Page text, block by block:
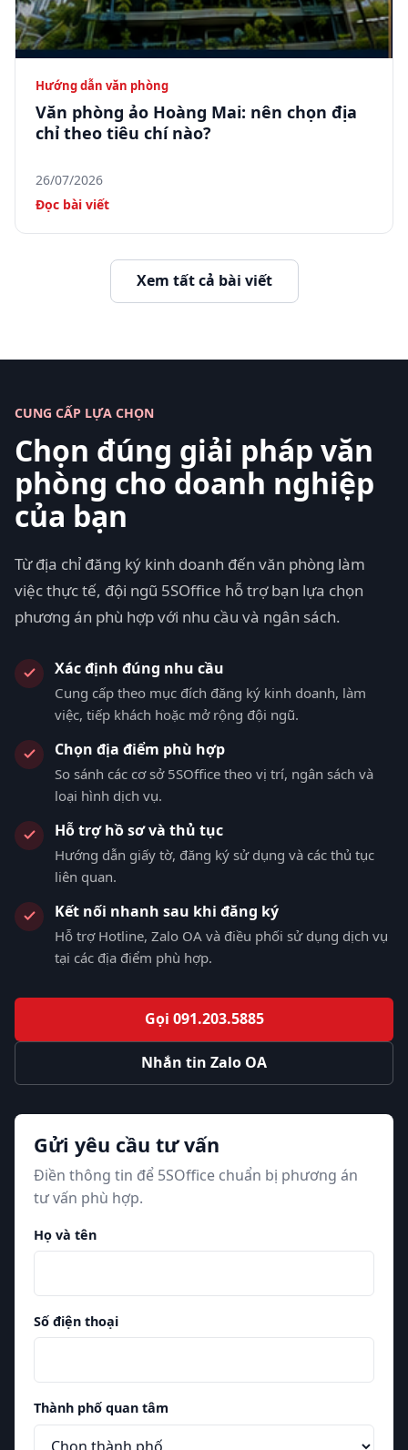
Hướng dẫn văn phòng
Văn phòng ảo Hoàng Mai: nên chọn địa
chỉ theo tiêu chí nào?
26/07/2026
Đọc bài viết
Xem tất cả bài viết
CUNG CẤP LỰA CHỌN
Chọn đúng giải pháp văn
phòng cho doanh nghiệp
của bạn
Từ địa chỉ đăng ký kinh doanh đến văn phòng làm
việc thực tế, đội ngũ 5SOffice hỗ trợ bạn lựa chọn
phương án phù hợp với nhu cầu và ngân sách.
Xác định đúng nhu cầu
Cung cấp theo mục đích đăng ký kinh doanh, làm
việc, tiếp khách hoặc mở rộng đội ngũ.
Chọn địa điểm phù hợp
So sánh các cơ sở 5SOffice theo vị trí, ngân sách và
loại hình dịch vụ.
Hỗ trợ hồ sơ và thủ tục
Hướng dẫn giấy tờ, đăng ký sử dụng và các thủ tục
liên quan.
Kết nối nhanh sau khi đăng ký
Hỗ trợ Hotline, Zalo OA và điều phối sử dụng dịch vụ
tại các địa điểm phù hợp.
Gọi 091.203.5885
Nhắn tin Zalo OA
Gửi yêu cầu tư vấn
Điền thông tin để 5SOffice chuẩn bị phương án
tư vấn phù hợp.
Họ và tên
Số điện thoại
Thành phố quan tâm